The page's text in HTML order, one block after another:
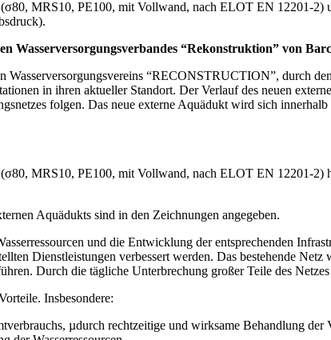
MRS10, PE100, mit Vollwand, nach ELOT EN 12201-2)
Wasserversorgungsverbandes “Rekonstruktion” von
Wasserversorgungsvereins “RECONSTRUCTION”, durch
in ihren aktueller Standort. Der Verlauf des neuen
folgen. Das neue externe Aquädukt wird sich
MRS10, PE100, mit Vollwand, nach ELOT EN 12201-
Aquädukts sind in den Zeichnungen angegeben.
und die Entwicklung der entsprechenden
Dienstleistungen verbessert werden. Das bestehende
Durch die tägliche Unterbrechung großer Teile des
Insbesondere:
µdurch rechtzeitige und wirksame Behandlung